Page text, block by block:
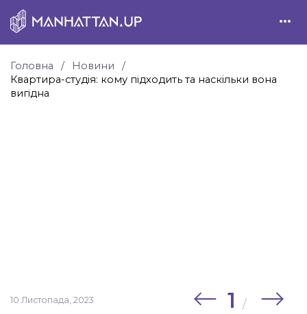
Головна
Новини
Квартира-студія: кому підходить та наскільки вона
вигідна
10 Листопада, 2023 1 /